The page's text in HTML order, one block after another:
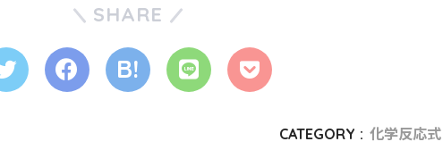
SHARE
CATEGORY : 化学反応式